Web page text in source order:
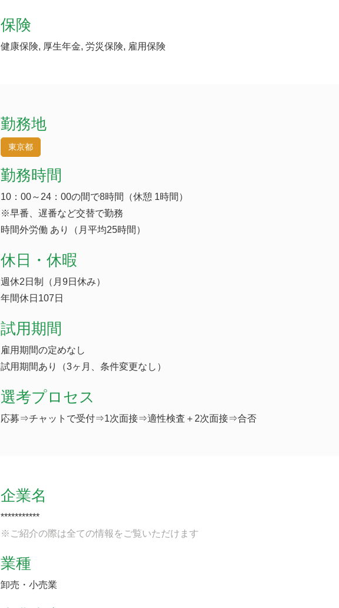
保険
健康保険, 厚生年金, 労災保険, 雇用保険
勤務地
東京都
勤務時間
10：00～24：00の間で8時間（休憩 1時間）
※早番、遅番など交替で勤務
時間外労働 あり（月平均25時間）
休日・休暇
週休2日制（月9日休み）
年間休日107日
試用期間
雇用期間の定めなし
試用期間あり（3ヶ月、条件変更なし）
選考プロセス
応募⇒チャットで受付⇒1次面接⇒適性検査＋2次面接⇒合否
企業名
***********
※ご紹介の際は全ての情報をご覧いただけます
業種
卸売・小売業